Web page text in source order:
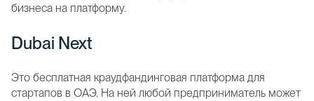
бизнеса на платформу.
Dubai Next
Это бесплатная краудфандинговая платформа для
стартапов в ОАЭ. На ней любой предприниматель может